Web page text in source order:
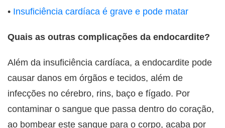
• Insuficiência cardíaca é grave e pode matar
Quais as outras complicações da endocardite?
Além da insuficiência cardíaca, a endocardite pode
causar danos em órgãos e tecidos, além de
infecções no cérebro, rins, baço e fígado. Por
contaminar o sangue que passa dentro do coração,
ao bombear este sangue para o corpo, acaba por